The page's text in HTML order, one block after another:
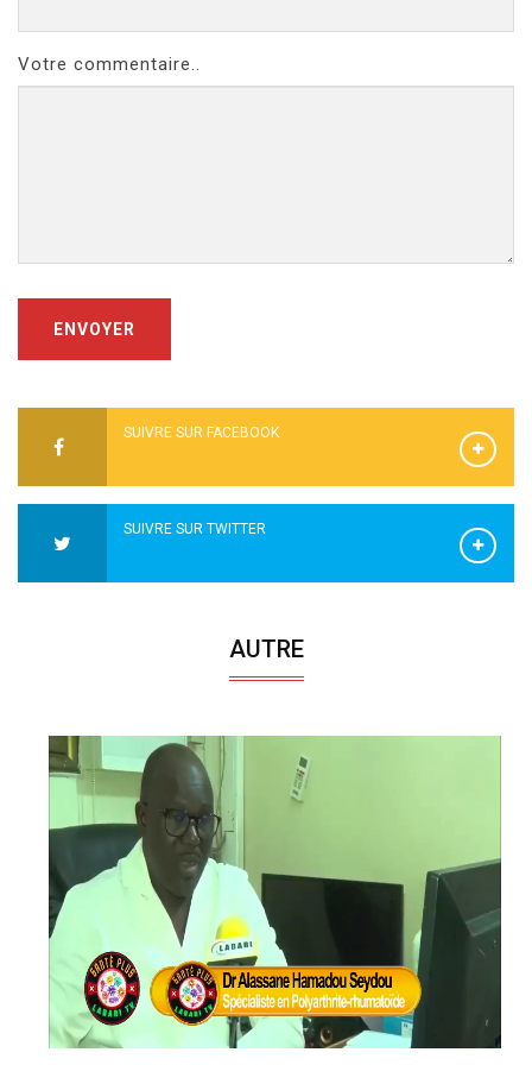
Votre commentaire..
ENVOYER
SUIVRE SUR FACEBOOK
SUIVRE SUR TWITTER
AUTRE